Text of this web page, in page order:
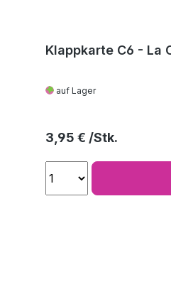
Klappkarte C6 - La
auf Lager
Regulärer Preis:
3,95 €